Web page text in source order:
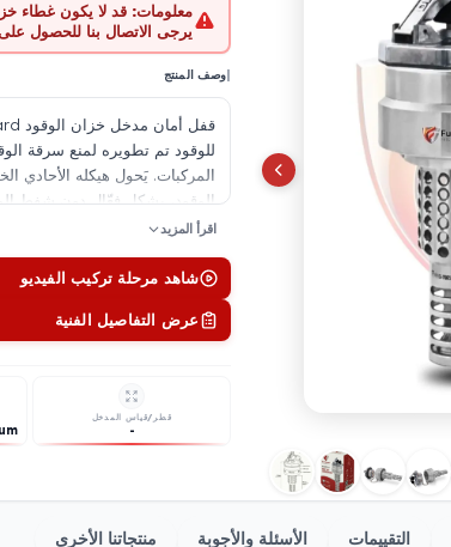
معلومات: قد لا يكون غطاء
يرجى الاتصال بنا للحصول
|وصف المنتج
للوقود تم تطويره لمنع سرقة
المركبات. يَحول هيكله الأحادي
الوقود، بشكل فعّال دون شفط
الألومنيوم عالي الجودة مقاومة
الفلتر المعتمد على الهندسة لا
وخيارات مخصّصة للمركبات لكل
اقرأ المزيد
شاهد مرحلة تركيب الفيديو
عرض التفاصيل الفنية
قطر/قياس المدخل
-
التقييمات الأسئلة والأجوبة منتجاتنا الأخرى